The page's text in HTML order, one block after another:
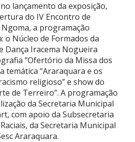
lançamento da exposição,
do IV Encontro de
a programação
o Núcleo de Formados da
Dança Iracema Nogueira
“Ofertório da Missa dos
temática “Araraquara e os
religioso” e show do
de Terreiro”. A programação
da Secretaria Municipal
com apoio da Subsecretaria
da Secretaria Municipal
Araraquara.